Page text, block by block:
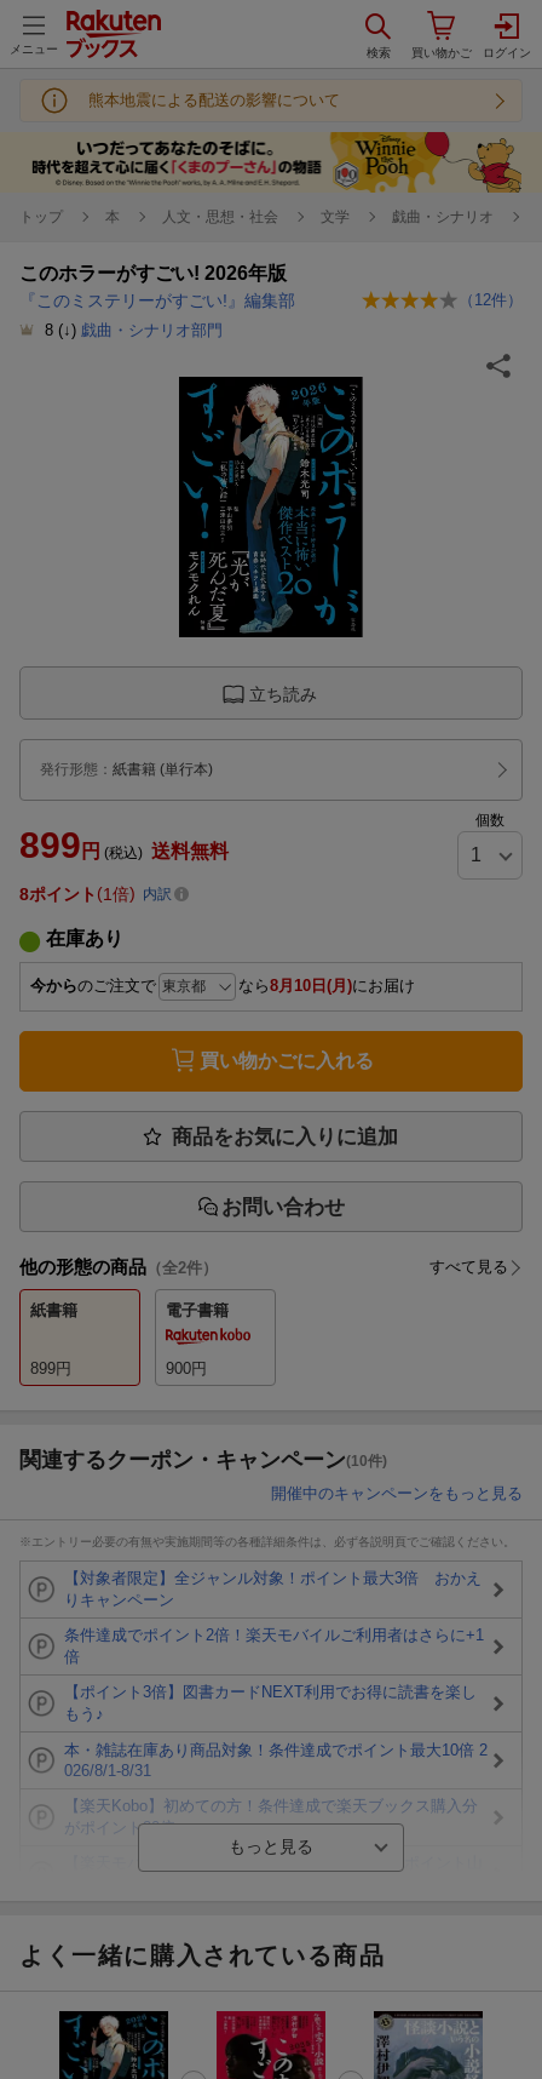
メニュー
熊本地震による配送の影響について
トップ 本 人文・思想・社会 文学 戯曲・シナリオ
このホラーがすごい! 2026年版
『このミステリーがすごい!』編集部 （ 12件）
8 (↓) 戯曲・シナリオ部門
立ち読み
発行形態 ： 紙書籍 (単行本)
899 円 (税込) 送料無料
個数
8ポイント 1倍 内訳
在庫あり
今からのご注文で なら8月10日(月)にお届け
買い物かごに入れる
商品をお気に入りに追加
お問い合わせ
他の形態の商品 （全2件） すべて見る
紙書籍
899円
電子書籍
900円
関連するクーポン・キャンペーン(10件)
開催中のキャンペーンをもっと見る
※エントリー必要の有無や実施期間等の各種詳細条件は、必ず各説明頁でご確認ください。
【対象者限定】全ジャンル対象！ポイント最大3倍 おかえ
りキャンペーン
条件達成でポイント2倍！楽天モバイルご利用者はさらに+1
倍
【ポイント3倍】図書カードNEXT利用でお得に読書を楽し
もう♪
本・雑誌在庫あり商品対象！条件達成でポイント最大10倍 2
026/8/1-8/31
【楽天Kobo】初めての方！条件達成で楽天ブックス購入分
がポイント20倍
ト山分け
エントリー＆3,000円以上購入で無料データSIM（3GB/月プ
ラン）が当たる！
よく一緒に購入されている商品